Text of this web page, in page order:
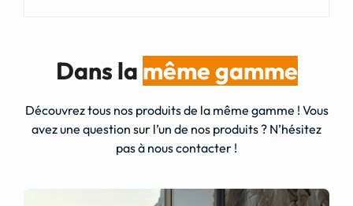
Dans la même gamme
Découvrez tous nos produits de la même gamme ! Vous
avez une question sur l’un de nos produits ? N’hésitez
pas à nous contacter !